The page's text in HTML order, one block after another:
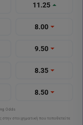
11.25
8.00
9.50
8.35
8.50
Odds
στην στοιχηματική που τοποθετείτε